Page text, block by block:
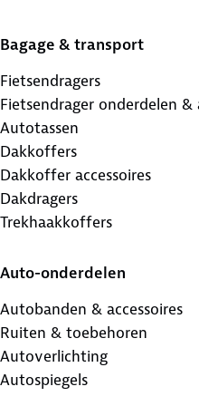
Bagage & transport
Fietsendragers
Fietsendrager onderdelen &
Autotassen
Dakkoffers
Dakkoffer accessoires
Dakdragers
Trekhaakkoffers
Auto-onderdelen
Autobanden & accessoires
Ruiten & toebehoren
Autoverlichting
Autospiegels